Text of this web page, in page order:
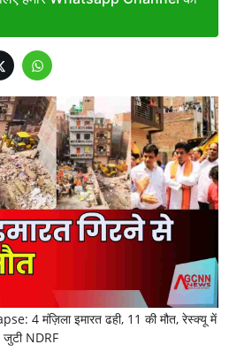
4 मंज़िला इमारत ढही, 11 की मौत, रेस्क्यू में
जुटी NDRF